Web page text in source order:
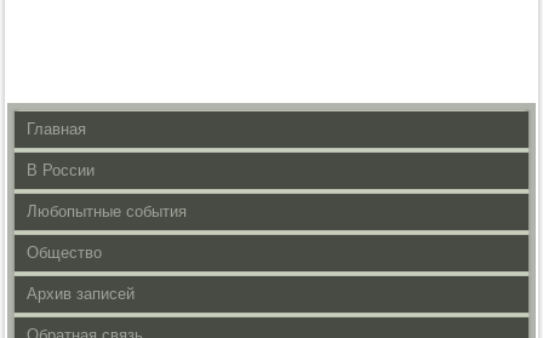
Главная
В России
Любопытные события
Общество
Архив записей